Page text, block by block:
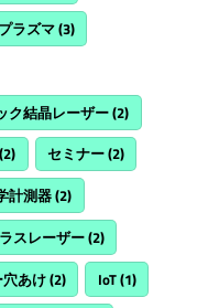
プラズマ(3)
ク結晶レーザー(2)
(2) セミナー(2)
計測器(2)
スレーザー(2)
あけ(2) IoT(1)